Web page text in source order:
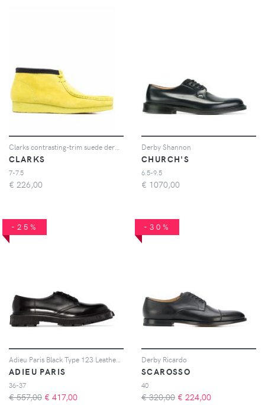
CLARKS
7-7.5
€ 226,00
Derby Shannon
CHURCH'S
6.5-9.5
€ 1070,00
-25%
ADIEU PARIS
36-37
€ 557,00 € 417,00
-30%
Derby Ricardo
SCAROSSO
40
€ 320,00 € 224,00